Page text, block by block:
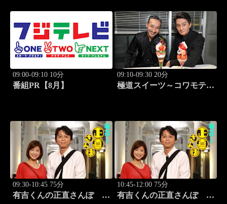
09:00-09:10 10分
番組PR【8月】
09:10-09:30 20分
極道スイーツ～コワモテ俳
09:30-10:45 75分
有吉くんの正直さんぽ
10:45-12:00 75分
有吉くんの正直さんぽ